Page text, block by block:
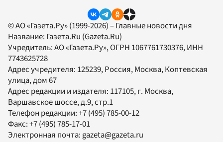
© АО «Газета.Ру» (1999-2026) – Главные новости дня
Название: Газета.Ru (Gazeta.Ru)
Учредитель:АО «Газета.Ру», ОГРН 1067761730376, ИНН
7743625728
Адрес учредителя: 125239, Россия, Москва, Коптевская
улица, дом 67
Адрес редакции и издателя: 117105, г. Москва,
Варшавское шоссе, д.9, стр.1
Телефон редакции:+7 (495) 785-00-12
Факс:+7 (495) 785-17-01
Электронная почта:gazeta@gazeta.ru